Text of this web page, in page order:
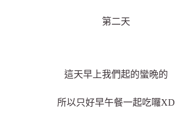
第二天
這天早上我們起的蠻晩的
所以只好早午餐一起吃囉XD